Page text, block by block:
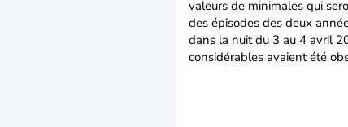
valeurs de minimales qui
des épisodes des deux
dans la nuit du 3 au 4 avril
considérables avaient été